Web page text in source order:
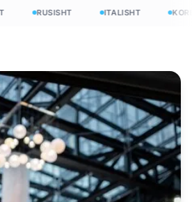
RUSISHT ITALISHT